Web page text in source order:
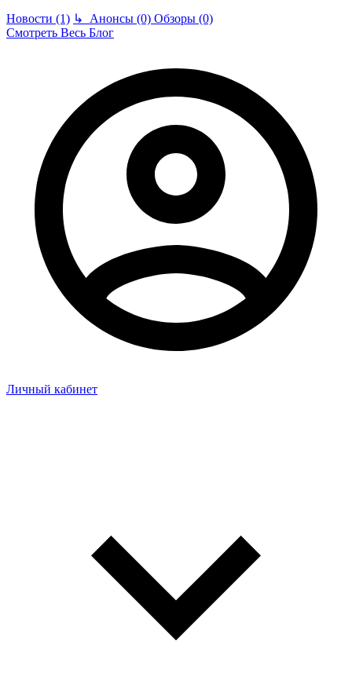
Новости (1) ↳ Анонсы (0) Обзоры (0)
Смотреть Весь Блог
Личный кабинет